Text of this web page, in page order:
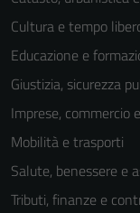
Cultura e tempo
Educazione e
Giustizia, sicurezza
Imprese, commercio
Mobilità e trasporti
Salute, benessere e
Tributi, finanze e